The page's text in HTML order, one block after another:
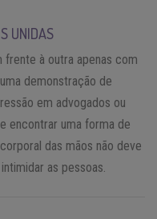
UNIDAS
frente à outra apenas com
demonstração de
em advogados ou
encontrar uma forma de
das mãos não deve
as pessoas.